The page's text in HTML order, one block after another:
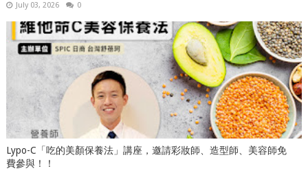
July 03, 2026 0
Lypo-C「吃的美顏保養法」講座，邀請彩妝師、造型師、美容師免
費參與！！